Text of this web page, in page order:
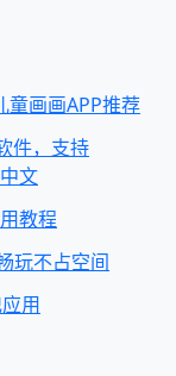
童画画APP推荐
件，支持
文
教程
玩不占空间
用